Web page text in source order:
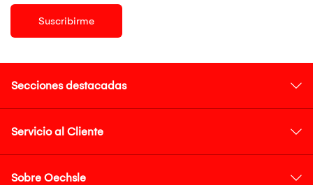
Suscribirme
Secciones destacadas
Servicio al Cliente
Sobre Oechsle